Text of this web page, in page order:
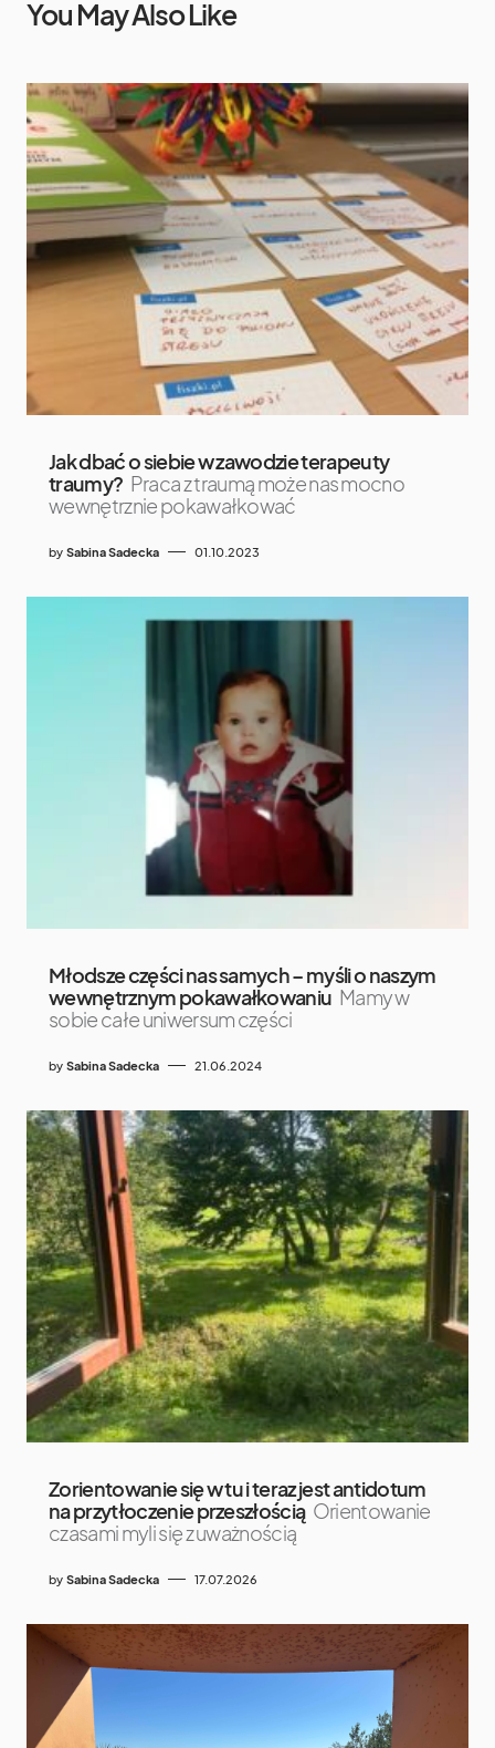
You May Also Like
Jak dbać o siebie w zawodzie terapeuty
traumy? Praca z traumą może nas mocno
wewnętrznie pokawałkować
by Sabina Sadecka 01.10.2023
Młodsze części nas samych – myśli o naszym
wewnętrznym pokawałkowaniu Mamy w
sobie całe uniwersum części
by Sabina Sadecka 21.06.2024
Zorientowanie się w tu i teraz jest antidotum
na przytłoczenie przeszłością Orientowanie
czasami myli się z uważnością
by Sabina Sadecka 17.07.2026